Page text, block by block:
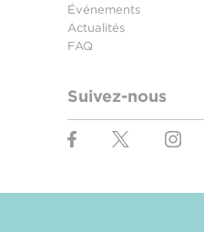
Événements
Actualités
FAQ
Suivez-nous